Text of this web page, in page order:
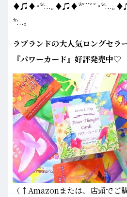
♦♫♦･*:..｡♦♫♦*ﾟ¨ﾟﾟ･*:..｡
*:..｡
ラブランドの大人気ロングセラ
『パワーカード』好評発売中♡
（↑Amazonまたは、店頭でご